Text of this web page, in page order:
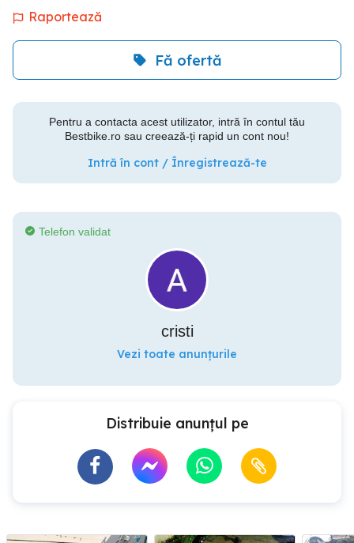
Raportează
Fă ofertă
Pentru a contacta acest utilizator, intră în contul tău
Bestbike.ro sau creează-ți rapid un cont nou!
Intră în cont / Înregistrează-te
Telefon validat
cristi
Vezi toate anunțurile
Distribuie anunțul pe